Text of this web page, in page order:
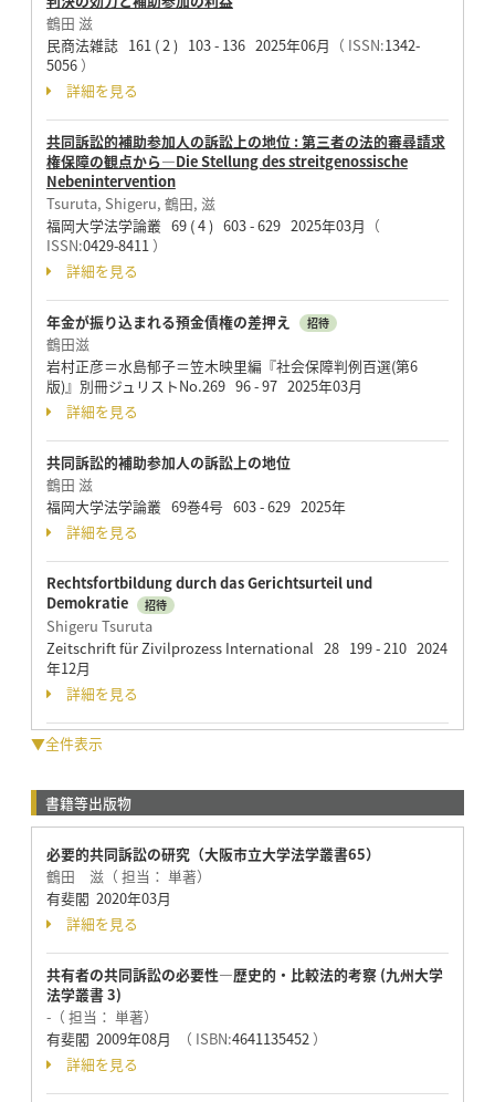
鶴田 滋
民商法雑誌 161 ( 2 ) 103 - 136 2025年06月 （ ISSN:1342-
5056）
詳細を見る
共同訴訟的補助参加人の訴訟上の地位 : 第三者の法的審尋請求
権保障の観点から—Die Stellung des streitgenossische
Nebenintervention
Tsuruta, Shigeru, 鶴田, 滋
福岡大学法学論叢 69 ( 4 ) 603 - 629 2025年03月 （
ISSN:0429-8411 ）
詳細を見る
年金が振り込まれる預金債権の差押え 招待
鶴田滋
岩村正彦＝水島郁子＝笠木映里編『社会保障判例百選(第6
版)』別冊ジュリストNo.269 96 - 97 2025年03月
詳細を見る
共同訴訟的補助参加人の訴訟上の地位
鶴田 滋
福岡大学法学論叢 69巻4号 603 - 629 2025年
詳細を見る
Rechtsfortbildung durch das Gerichtsurteil und
Demokratie
招待
Shigeru Tsuruta
Zeitschrift für Zivilprozess International 28 199 - 210 2024
年12月
詳細を見る
▼全件表示
書籍等出版物
必要的共同訴訟の研究（大阪市立大学法学叢書65）
鶴田 滋（ 担当： 単著）
有斐閣 2020年03月
詳細を見る
共有者の共同訴訟の必要性―歴史的・比較法的考察 (九州大学
法学叢書 3)
-（ 担当： 単著）
有斐閣 2009年08月
（ ISBN:4641135452 ）
詳細を見る